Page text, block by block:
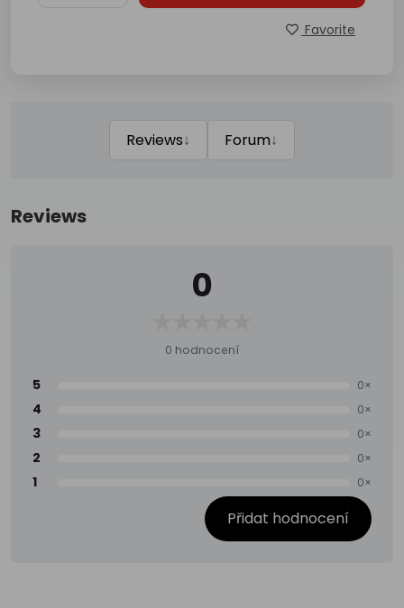
Favorite
Reviews↓ Forum↓
Reviews
0
0 hodnocení
5 0×
4 0×
3 0×
2 0×
1 0×
Přidat hodnocení